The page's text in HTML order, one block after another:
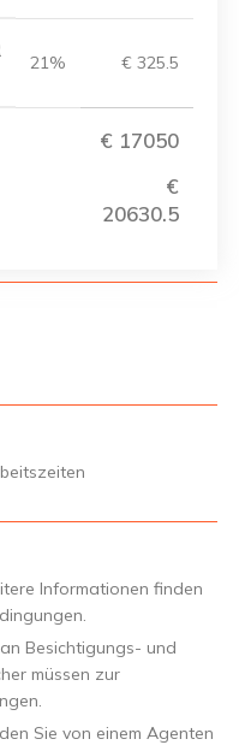
21% € 325.5
€ 17050
€
20630.5
Informationen finden
Besichtigungs- und
müssen zur
Sie von einem Agenten